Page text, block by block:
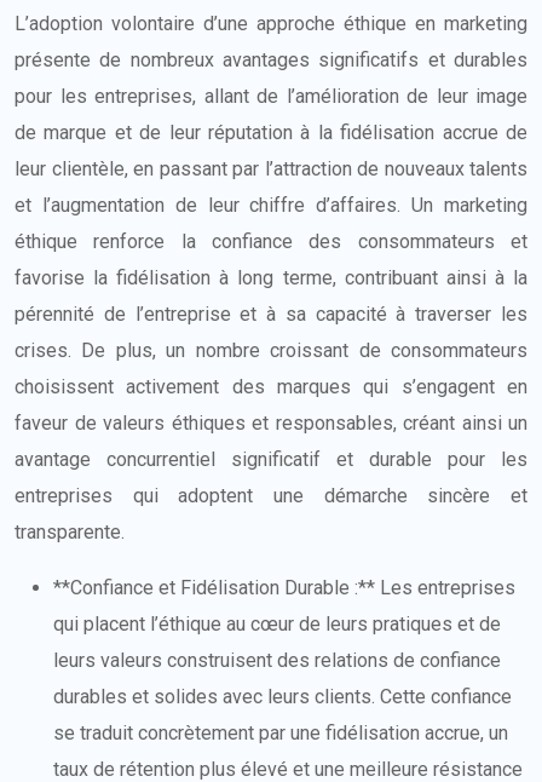
L’adoption volontaire d’une approche éthique en marketing
présente de nombreux avantages significatifs et durables
pour les entreprises, allant de l’amélioration de leur image
de marque et de leur réputation à la fidélisation accrue de
leur clientèle, en passant par l’attraction de nouveaux talents
et l’augmentation de leur chiffre d’affaires. Un marketing
éthique renforce la confiance des consommateurs et
favorise la fidélisation à long terme, contribuant ainsi à la
pérennité de l’entreprise et à sa capacité à traverser les
crises. De plus, un nombre croissant de consommateurs
choisissent activement des marques qui s’engagent en
faveur de valeurs éthiques et responsables, créant ainsi un
avantage concurrentiel significatif et durable pour les
entreprises qui adoptent une démarche sincère et
transparente.
**Confiance et Fidélisation Durable :** Les entreprises
qui placent l’éthique au cœur de leurs pratiques et de
leurs valeurs construisent des relations de confiance
durables et solides avec leurs clients. Cette confiance
se traduit concrètement par une fidélisation accrue, un
taux de rétention plus élevé et une meilleure résistance